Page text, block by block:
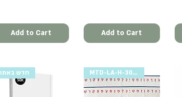
Add to Cart Add to Cart
חדש MTD-LA-H-3000